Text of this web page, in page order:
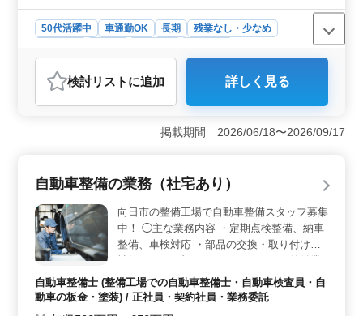
50代活躍中 車通勤OK 長期
残業なし・少なめ
自動車整備士
おすすめポイント
＜中高年の方も活躍できる整備工場＞ 京都府向日市に
ある整備工場では、中高年の自動車整備士を積極的に募
集しています。主に小型車から大型トラックまで幅広い
整っています。 ＜働きやすい環境と待遇＞ 長岡京
駅に近く、車通勤も可能で無料駐車場が完備されていま
す。年収は400万円から500万円で、通勤手当や福利厚生
も整っています。残業は月10時間程度で週休2日制や夏季
休暇、年末年始もしっかり取れる働きやすい環境で
す。 ＜経験を活かして働くチャンス＞ 2級自動車整
備士以上の資格と10年以上の整備経験が必要です。検査
員資格保有者は優遇されます。ベテランシニアの方も活
躍中で、経験豊富な方々と共に働けるチャンスです。
検討リスト に追加 詳しく見る
掲載期間 2026/06/18〜2026/09/17
自動車整備の業務（社宅あり）
向日市の整備工場で自動車整備スタッフ募集
中！ ◯主な業務内容 ・定期点検整備、納車
整備、車検対応 ・部品の交換・取り付け・
務全般 ・お客さんの見積もり対応 ・カーナ
ビ・ETCの設置 ・オーディオ・ナビ等の取
自動車整備士 (整備工場での自動車整備士・自動車検査員・自
動車の板金・塗装) / 正社員・契約社員・業務委託